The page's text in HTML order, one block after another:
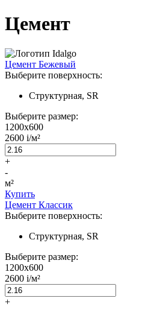
Цемент
Цемент Бежевый
Выберите поверхность:
Структурная, SR
Выберите размер:
1200x600
2600 i/м²
+
-
м²
Купить
Цемент Классик
Выберите поверхность:
Структурная, SR
Выберите размер:
1200x600
2600 i/м²
+